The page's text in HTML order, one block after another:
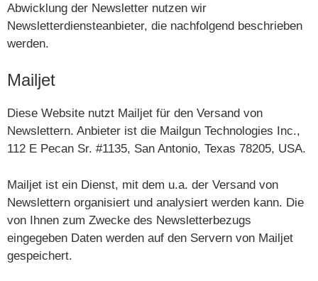
Abwicklung der Newsletter nutzen wir
Newsletterdiensteanbieter, die nachfolgend beschrieben
werden.
Mailjet
Diese Website nutzt Mailjet für den Versand von
Newslettern. Anbieter ist die Mailgun Technologies Inc.,
112 E Pecan Sr. #1135, San Antonio, Texas 78205, USA.
Mailjet ist ein Dienst, mit dem u.a. der Versand von
Newslettern organisiert und analysiert werden kann. Die
von Ihnen zum Zwecke des Newsletterbezugs
eingegeben Daten werden auf den Servern von Mailjet
gespeichert.